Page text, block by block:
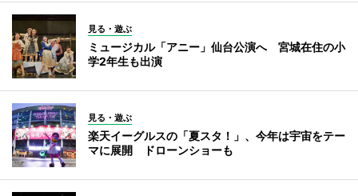
見る・遊ぶ
ミュージカル「アニー」仙台公演へ 宮城在住の小
学2年生も出演
見る・遊ぶ
楽天イーグルスの「夏スタ！」、今年は宇宙をテー
マに展開 ドローンショーも